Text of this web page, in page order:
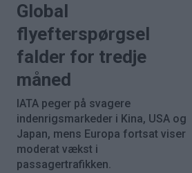
Global
flyefterspørgsel
falder for tredje
måned
IATA peger på svagere
indenrigsmarkeder i Kina, USA og
Japan, mens Europa fortsat viser
moderat vækst i
passagertrafikken.